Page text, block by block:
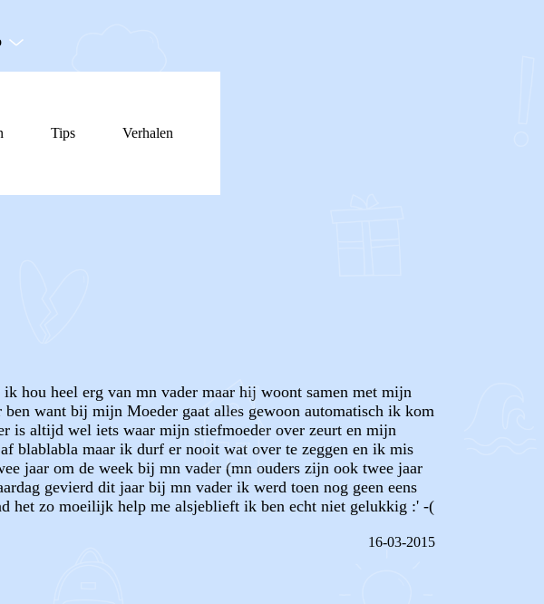
Tips Verhalen
hou heel erg van mn vader maar hij woont samen met mijn
want bij mijn Moeder gaat alles gewoon automatisch ik kom
is altijd wel iets waar mijn stiefmoeder over zeurt en mijn
blablabla maar ik durf er nooit wat over te zeggen en ik mis
jaar om de week bij mn vader (mn ouders zijn ook twee jaar
gevierd dit jaar bij mn vader ik werd toen nog geen eens
het zo moeilijk help me alsjeblieft ik ben echt niet gelukkig :' -(
16-03-2015